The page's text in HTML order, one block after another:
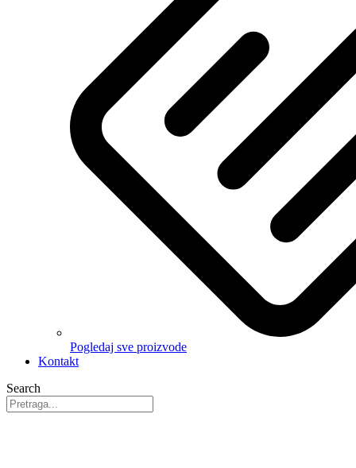
Pogledaj sve proizvode
Kontakt
Search